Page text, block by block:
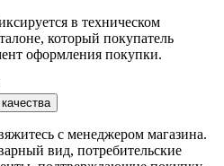
в техническом
который покупатель
оформления покупки.
с менеджером магазина.
вид, потребительские